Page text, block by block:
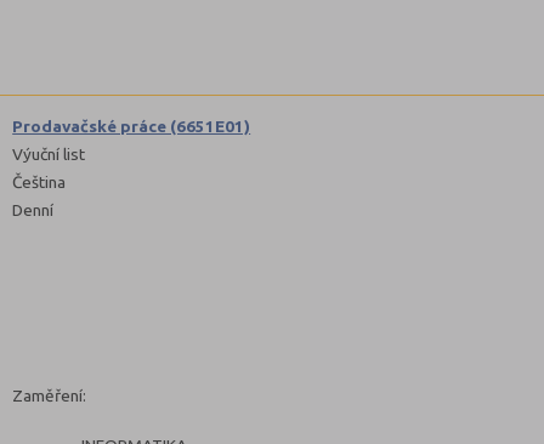
Prodavačské práce (6651E01)
Výuční list
Čeština
Denní
Zaměření: